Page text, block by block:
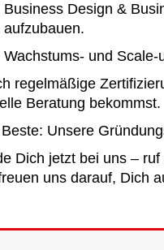
Business Design &
aufzubauen.
Wachstums- und
regelmäßige
Beratung bekommst.
Unsere
Dich jetzt bei uns –
uns darauf, Dich